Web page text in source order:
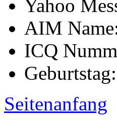
Yahoo
AIM
ICQ
Seitenanfang